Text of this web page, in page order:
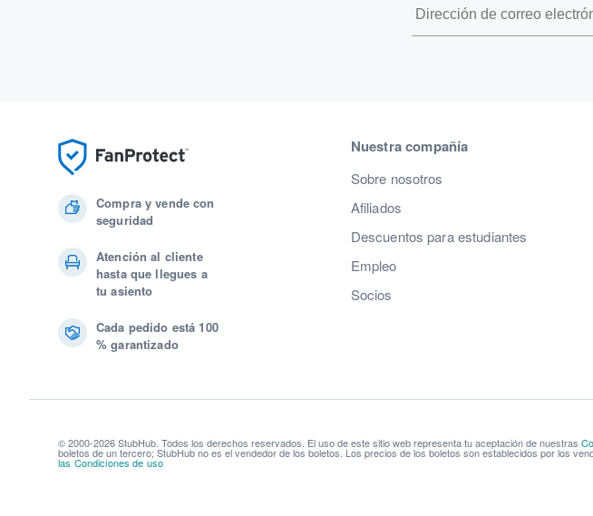
Compra y vende con
seguridad
Atención al cliente
hasta que llegues a
tu asiento
Cada pedido está 100
% garantizado
Nuestra compañía
Sobre nosotros
Afiliados
Descuentos para estudiantes
Empleo
Socios
© 2000-2026 StubHub. Todos los derechos reservados. El uso de este sitio web representa tu aceptación de nuestras
boletos de un tercero; StubHub no es el vendedor de los boletos. Los precios de los boletos son establecidos por los
las Condiciones de uso